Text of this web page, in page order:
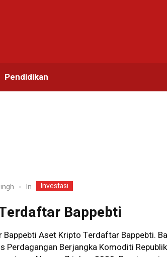
Pendidikan
In Investasi
Bappebti
Aset Kripto Terdaftar Bappebti.
Perdagangan Berjangka Komoditi